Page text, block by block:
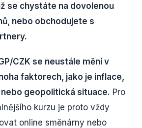
se chystáte na dovolenou
nebo obchodujete s
CZK se neustále mění v
faktorech, jako je inflace,
geopolitická situace. Pro
kurzu je proto vždy
online směnárny nebo